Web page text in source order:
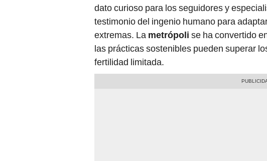
dato curioso para los seguidores y
testimonio del ingenio humano para
extremas. La metrópoli se ha convertido
las prácticas sostenibles pueden superar
fertilidad limitada.